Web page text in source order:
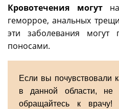
Кровотечения могут
геморрое, анальных
эти заболевания могут
поносами.
Если вы почувствовали
в данной области, не
обращайтесь к врачу!